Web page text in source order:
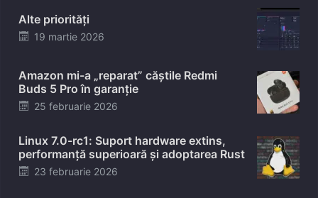
Alte priorități
Posted
19 martie 2026
Amazon mi-a „reparat” căștile Redmi
Buds 5 Pro în garanție
Posted
25 februarie 2026
Linux 7.0-rc1: Suport hardware extins,
performanță superioară și adoptarea Rust
Posted
23 februarie 2026